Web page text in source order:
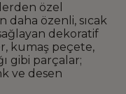
özel
daha özenli, sıcak
dekoratif
kumaş peçete,
gibi parçalar;
ve desen